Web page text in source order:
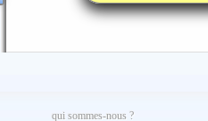
qui sommes-nous ?